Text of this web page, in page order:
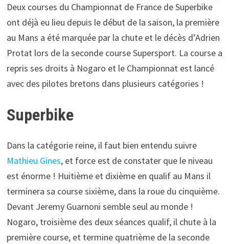
Deux courses du Championnat de France de Superbike
ont déjà eu lieu depuis le début de la saison, la première
au Mans a été marquée par la chute et le décès d’Adrien
Protat lors de la seconde course Supersport. La course a
repris ses droits à Nogaro et le Championnat est lancé
avec des pilotes bretons dans plusieurs catégories !
Superbike
Dans la catégorie reine, il faut bien entendu suivre
Mathieu Gines, et force est de constater que le niveau
est énorme ! Huitième et dixième en qualif au Mans il
terminera sa course sixième, dans la roue du cinquième.
Devant Jeremy Guarnoni semble seul au monde !
Nogaro, troisième des deux séances qualif, il chute à la
première course, et termine quatrième de la seconde